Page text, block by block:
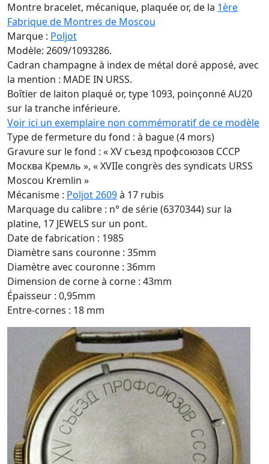
Montre bracelet, mécanique, plaquée or, de la 1ère
Fabrique de Montres de Moscou
Marque : Poljot
Modèle: 2609/1093286.
Cadran champagne à index de métal doré apposé, avec
la mention : MADE IN URSS.
Boîtier de laiton plaqué or, type 1093, poinçonné AU20
sur la tranche inférieure.
Voir ici un exemplaire non commémoratif de ce modèle
Type de fermeture du fond : à bague (4 mors)
Gravure sur le fond : « XV съезд профсоюзов СССР
Москва Кремль », « XVIIe congrès des syndicats URSS
Moscou Kremlin »
Mécanisme : Poljot 2609à 17 rubis
Marquage du calibre : n° de série (6370344) sur la
platine, 17 JEWELS sur un pont.
Date de fabrication : 1985
Diamètre sans couronne : 35mm
Diamètre avec couronne : 36mm
Dimension de corne à corne : 43mm
Épaisseur : 0,95mm
Entre-cornes : 18 mm